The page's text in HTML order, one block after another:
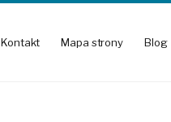
Kontakt Mapa strony Blog